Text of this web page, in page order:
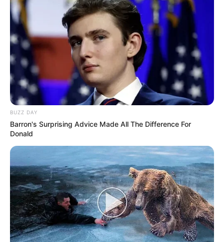
BUZZ DAY
Barron's Surprising Advice Made All The Difference For
Donald